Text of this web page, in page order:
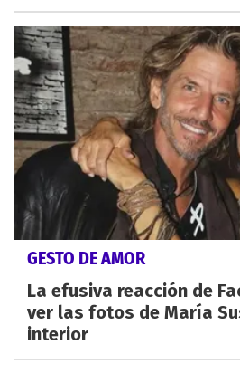
GESTO DE AMOR
La efusiva reacción de
ver las fotos de María
interior